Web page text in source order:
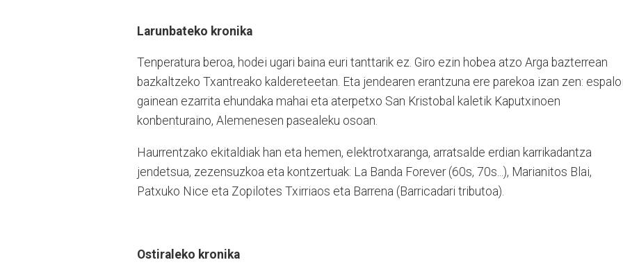
Larunbateko kronika
Tenperatura beroa, hodei ugari baina euri tanttarik ez. Giro ezin hobea atzo Arga bazterrean
bazkaltzeko Txantreako kaldereteetan. Eta jendearen erantzuna ere parekoa izan zen:
gainean ezarrita ehundaka mahai eta aterpetxo San Kristobal kaletik Kaputxinoen
konbenturaino, Alemenesen pasealeku osoan.
Haurrentzako ekitaldiak han eta hemen, elektrotxaranga, arratsalde erdian karrikadantza
jendetsua, zezensuzkoa eta kontzertuak: La Banda Forever (60s, 70s...), Marianitos Blai,
Patxuko Nice eta Zopilotes Txirriaos eta Barrena (Barricadari tributoa).
Ostiraleko kronika